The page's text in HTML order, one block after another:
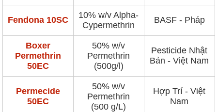
Fendona 10SC
10% w/v Alpha-
Cypermethrin
BASF - Pháp
Boxer
Permethrin
50EC
50% w/v
Permethrin
(500g/l)
Pesticide Nhật
Bản - Việt Nam
Permecide
50EC
50% w/v
Permethrin
(500 g/L)
Hợp Trí - Việt
Nam